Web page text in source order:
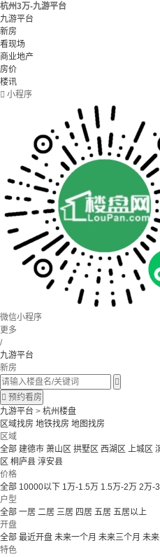
杭州3万-九游平台
九游平台
新房
看现场
商业地产
房价
楼讯
 小程序
微信小程序
更多
/
九游平台
新房

 预约看房
九游平台 > 杭州楼盘
区域找房 地铁找房 地图找房
区域
全部 建德市 萧山区 拱墅区 西湖区 上城区
区 桐庐县 淳安县
价格
全部 10000以下 1万-1.5万 1.5万-2万 2万-
户型
全部 一居 二居 三居 四居 五居 五居以上
开盘
全部 最近开盘 未来一个月 未来三个月 未
特色